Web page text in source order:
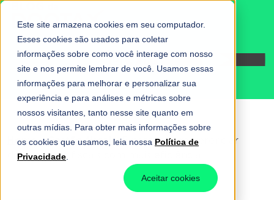
Este site armazena cookies em seu computador.
Esses cookies são usados para coletar
informações sobre como você interage com nosso
site e nos permite lembrar de você. Usamos essas
informações para melhorar e personalizar sua
experiência e para análises e métricas sobre
nossos visitantes, tanto nesse site quanto em
outras mídias. Para obter mais informações sobre
os cookies que usamos, leia nossa Política de
Privacidade
Aceitar cookies
Fale conosco
Home-Gestão fiscal -5 passos para gerenciar
documentos fiscais com mais eficiência